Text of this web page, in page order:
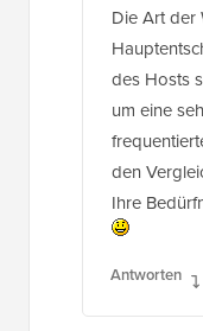
Die Art der
des Hosts
um eine
den
Ihre
Antworten